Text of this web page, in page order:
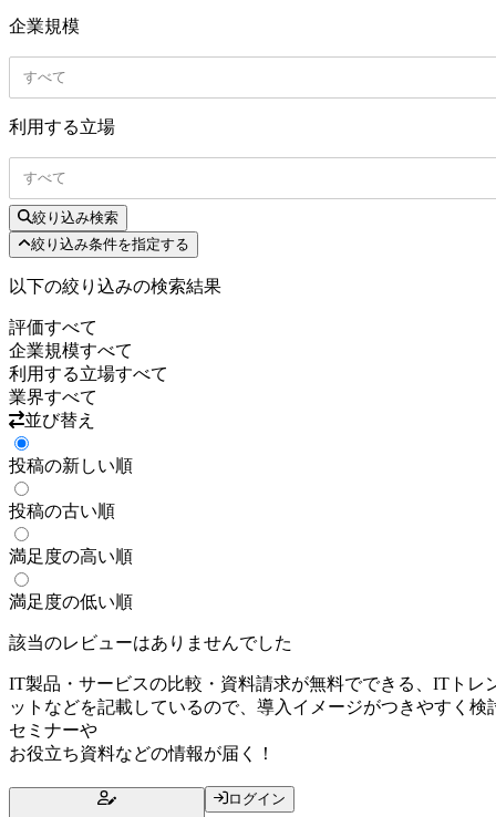
企業規模
すべて
利用する立場
すべて
絞り込み検索
絞り込み条件を指定する
以下の絞り込みの検索結果
評価すべて
企業規模すべて
利用する立場すべて
業界すべて
並び替え
投稿の新しい順
投稿の古い順
満足度の高い順
満足度の低い順
該当のレビューはありませんでした
IT製品・サービスの比較・資料請求が無料でできる、ITトレ
ットなどを記載しているので、導入イメージがつきやすく検
セミナーや
お役立ち資料などの情報が届く！
ログイン